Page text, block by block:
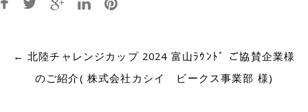
Post
navigation
← 北陸チャレンジカップ 2024 富山ﾗｳﾝﾄﾞ ご協賛企業様
のご紹介( 株式会社カシイ ビークス事業部 様)